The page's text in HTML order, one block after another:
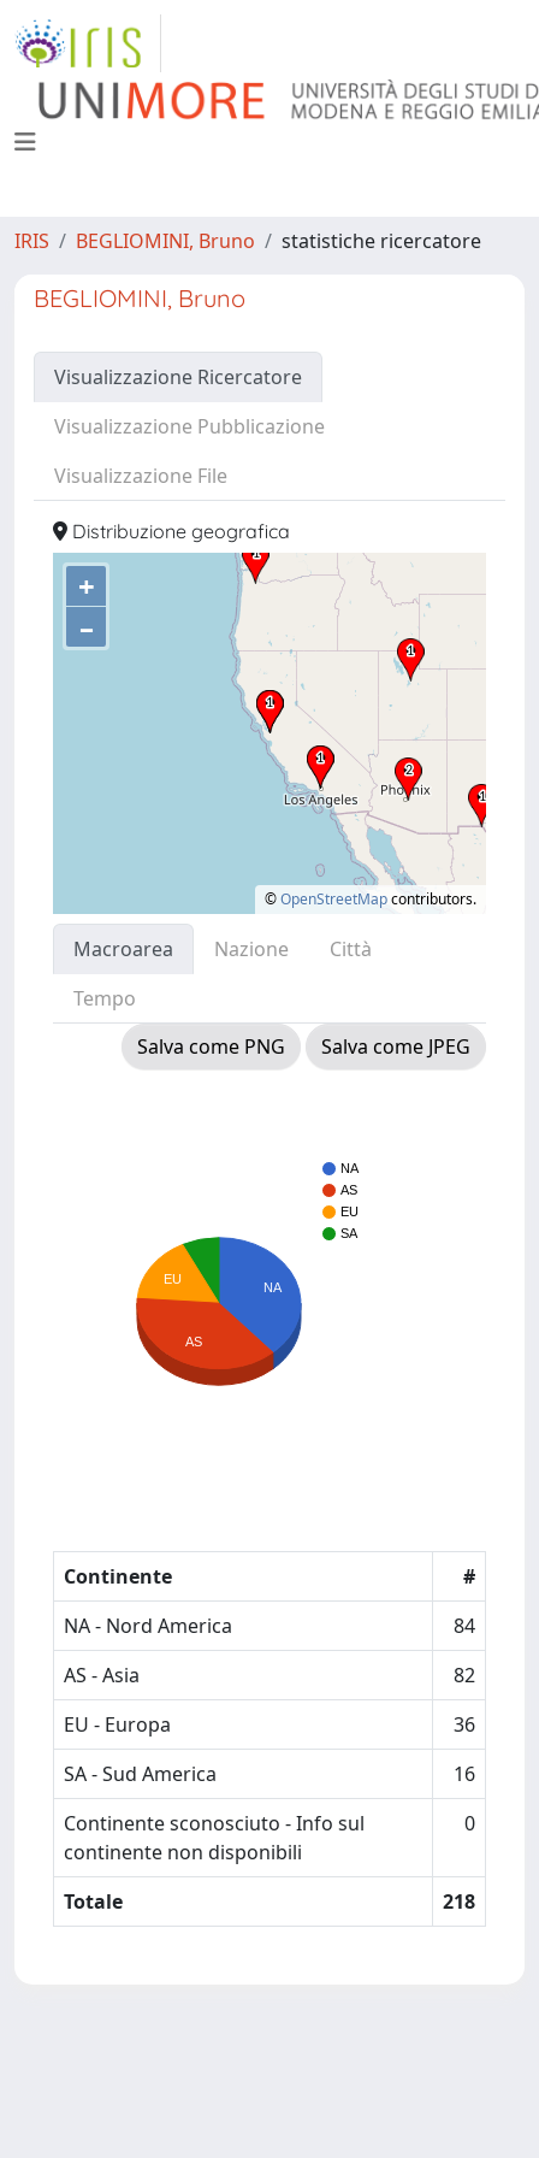
IRIS BEGLIOMINI, Bruno statistiche ricercatore
BEGLIOMINI, Bruno
Visualizzazione Ricercatore
Visualizzazione Pubblicazione
Visualizzazione File
Distribuzione geografica
+
–
©OpenStreetMapcontributors.
Macroarea Nazione
Città
Tempo
Salva come PNG
Salva come JPEG
NA
AS
EU
SA
NA
EU
AS
Continente
#
NA - Nord America
84
AS - Asia
82
EU - Europa
36
SA - Sud America
16
Continente sconosciuto - Info sul
continente non disponibili
0
Totale 218